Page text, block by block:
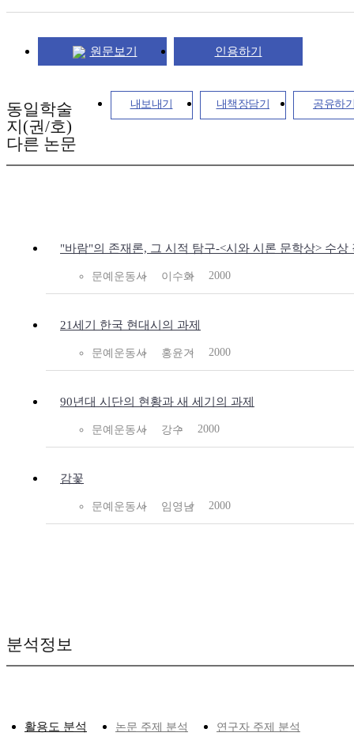
원문보기 인용하기
내보내기 내책장담기 공유하
동일학술
지(권/호)
다른 논문
"바람"의 존재론, 그 시적 탐구-<시와 시론 문학상> 수상
문예운동사 이수화 2000
21세기 한국 현대시의 과제
문예운동사 홍윤기 2000
90년대 시단의 현황과 새 세기의 과제
문예운동사 강수 2000
감꽃
문예운동사 임영남 2000
분석정보
활용도 분석 논문 주제 분석 연구자 주제 분석